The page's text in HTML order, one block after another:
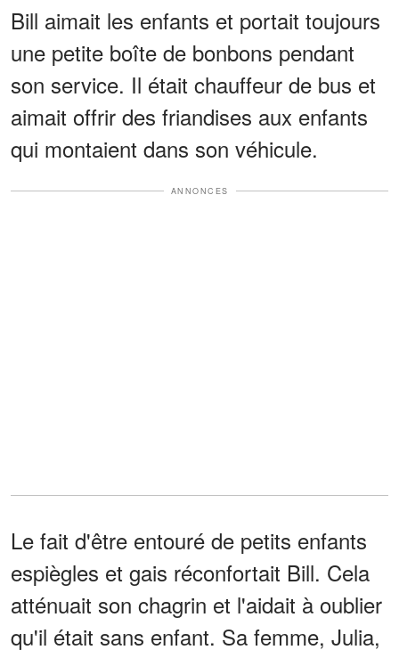
Bill aimait les enfants et portait toujours
une petite boîte de bonbons pendant
son service. Il était chauffeur de bus et
aimait offrir des friandises aux enfants
qui montaient dans son véhicule.
ANNONCES
Le fait d'être entouré de petits enfants
espiègles et gais réconfortait Bill. Cela
atténuait son chagrin et l'aidait à oublier
qu'il était sans enfant. Sa femme, Julia,